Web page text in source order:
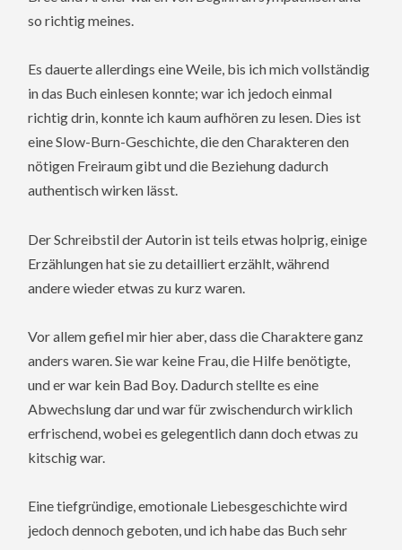
so richtig meines.
Es dauerte allerdings eine Weile, bis ich mich vollständig
in das Buch einlesen konnte; war ich jedoch einmal
richtig drin, konnte ich kaum aufhören zu lesen. Dies ist
eine Slow-Burn-Geschichte, die den Charakteren den
nötigen Freiraum gibt und die Beziehung dadurch
authentisch wirken lässt.
Der Schreibstil der Autorin ist teils etwas holprig, einige
Erzählungen hat sie zu detailliert erzählt, während
andere wieder etwas zu kurz waren.
Vor allem gefiel mir hier aber, dass die Charaktere ganz
anders waren. Sie war keine Frau, die Hilfe benötigte,
und er war kein Bad Boy. Dadurch stellte es eine
Abwechslung dar und war für zwischendurch wirklich
erfrischend, wobei es gelegentlich dann doch etwas zu
kitschig war.
Eine tiefgründige, emotionale Liebesgeschichte wird
jedoch dennoch geboten, und ich habe das Buch sehr